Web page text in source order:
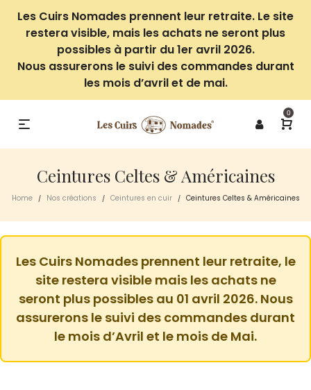
Les Cuirs Nomades prennent leur retraite. Le site
restera visible, mais les achats ne seront plus
possibles à partir du 1er avril 2026.
Nous assurerons le suivi des commandes durant
les mois d’avril et de mai.
0
Ceintures Celtes & Américaines
Home / Nos créations / Ceintures en cuir / Ceintures Celtes & Américaines
Les Cuirs Nomades prennent leur retraite, le
site restera visible mais les achats ne
seront plus possibles au 01 avril 2026. Nous
assurerons le suivi des commandes durant
le mois d’Avril et le mois de Mai.